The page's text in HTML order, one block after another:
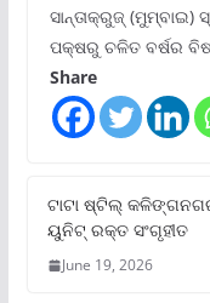
ସାନ୍ତାକ୍ରୁଜ୍
ପକ୍ଷରୁ ଚଳିତ ବର୍ଷର
Share
ଟାଟା ଷ୍ଟିଲ୍‌
ୟୁନିଟ୍‌ ରକ୍ତ ସଂଗୃହୀତ
June 19, 2026